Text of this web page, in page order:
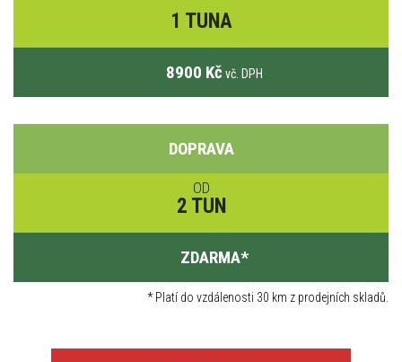
1 TUNA
8900 Kč vč. DPH
DOPRAVA
OD
2 TUN
ZDARMA*
*Platí do vzdálenosti 30 km z prodejních skladů.